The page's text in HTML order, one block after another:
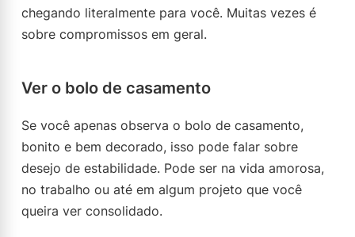
chegando literalmente para você. Muitas vezes é
sobre compromissos em geral.
Ver o bolo de casamento
Se você apenas observa o bolo de casamento,
bonito e bem decorado, isso pode falar sobre
desejo de estabilidade. Pode ser na vida amorosa,
no trabalho ou até em algum projeto que você
queira ver consolidado.